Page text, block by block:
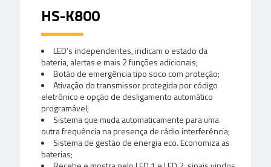
HS-K800
LED’s independentes, indicam o estado da
bateria, alertas e mais 2 funções adicionais;
Botão de emergência tipo soco com proteção;
Ativação do transmissor protegida por código
eletrônico e opção de desligamento automático
programável;
Sistema que muda automaticamente para uma
outra frequência na presença de rádio interferência;
Sistema de gestão de energia eco. Economiza as
baterias;